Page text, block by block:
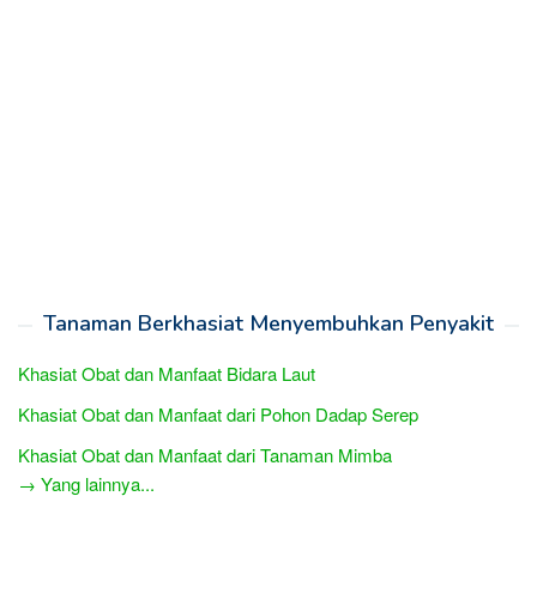
Tanaman Berkhasiat Menyembuhkan Penyakit
Khasiat Obat dan Manfaat Bidara Laut
Khasiat Obat dan Manfaat dari Pohon Dadap Serep
Khasiat Obat dan Manfaat dari Tanaman Mimba
→ Yang lainnya...